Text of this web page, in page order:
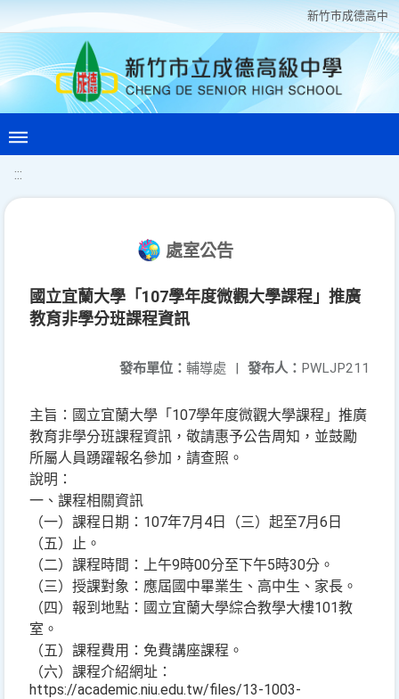
新竹巿成德高中
:::
處室公告
國立宜蘭大學「107學年度微觀大學課程」推廣
教育非學分班課程資訊
發布人： PWLJP211
發布單位： 輔導處 |
主旨：國立宜蘭大學「107學年度微觀大學課程」推廣
教育非學分班課程資訊，敬請惠予公告周知，並鼓勵
所屬人員踴躍報名參加，請查照。
說明：
一、課程相關資訊
（一）課程日期：107年7月4日（三）起至7月6日
（五）止。
（二）課程時間：上午9時00分至下午5時30分。
（三）授課對象：應屆國中畢業生、高中生、家長。
（四）報到地點：國立宜蘭大學綜合教學大樓101教
室。
（五）課程費用：免費講座課程。
（六）課程介紹網址：
https://academic.niu.edu.tw/files/13-1003-